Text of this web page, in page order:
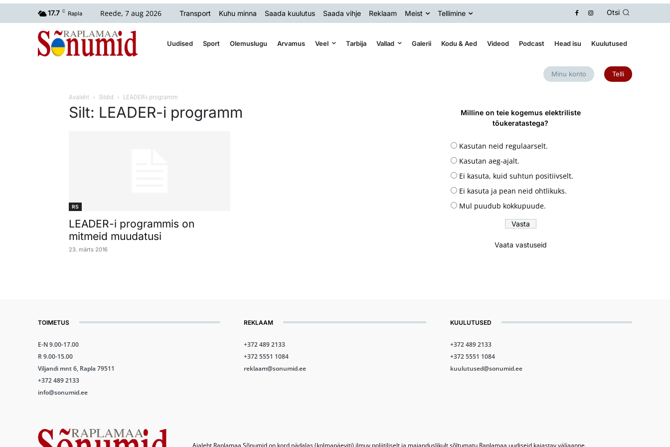
17.7 C Rapla Reede, 7 aug 2026 Transport Kuhu minna Saada kuulutus Saada vihje Reklaam Meist Tellimine Otsi
Uudised Sport Olemuslugu Arvamus Veel Tarbija Vallad Galerii Kodu & Aed Videod Podcast Head isu Kuulutused
Minu konto Telli
Avaleht Sildid LEADER-i programm
Silt: LEADER-i programm
RS
LEADER-i programmis on
mitmeid muudatusi
23. märts 2016
Milline on teie kogemus elektriliste
tõukeratastega?
Kasutan neid regulaarselt.
Kasutan aeg-ajalt.
Ei kasuta, kuid suhtun positiivselt.
Ei kasuta ja pean neid ohtlikuks.
Mul puudub kokkupuude.
Vaata vastuseid
TOIMETUS
E-N 9.00-17.00
R 9.00-15.00
Viljandi mnt 6, Rapla 79511
+372 489 2133
info@sonumid.ee
REKLAAM
+372 489 2133
+372 5551 1084
reklaam@sonumid.ee
KUULUTUSED
+372 489 2133
+372 5551 1084
kuulutused@sonumid.ee
Ajaleht Raplamaa Sõnumid on kord nädalas (kolmapäeviti) ilmuv poliitiliselt ja majanduslikult sõltumatu Raplamaa uudiseid kajastav väljaanne.